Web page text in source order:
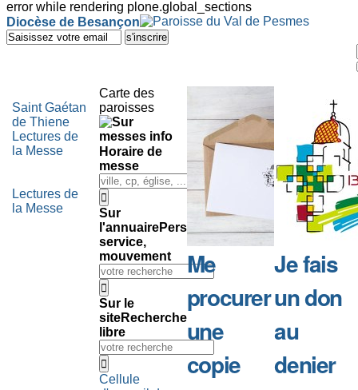
error while rendering plone.global_sections
Outils
personnels
Diocèse de Besançon
Aller
au
à
la
navigation
Saint Gaétan
de Thiene
Lectures de
la Messe
Lectures de
la Messe
Carte des
paroisses
Horaire de
messe
Sur
l'annuairePersonne,
service,
mouvement
Sur le
siteRecherche
libre
Cellule
Me
procurer
une
copie
Je fais
un don
au
denier